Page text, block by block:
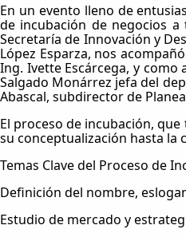
En un evento lleno de
de incubación de negocios a
Secretaría de Innovación y
López Esparza, nos
Ing. Ivette Escárcega, y
Salgado Monárrez jefa del
Abascal, subdirector de
El proceso de incubación,
su conceptualización hasta la
Temas Clave del Proceso de
Definición del nombre,
Estudio de mercado y